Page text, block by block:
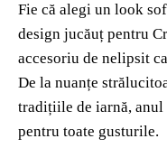
Fie că alegi un look
design jucăuț pentru
accesoriu de nelipsit
De la nuanțe
tradițiile de iarnă, anul
pentru toate gusturile.